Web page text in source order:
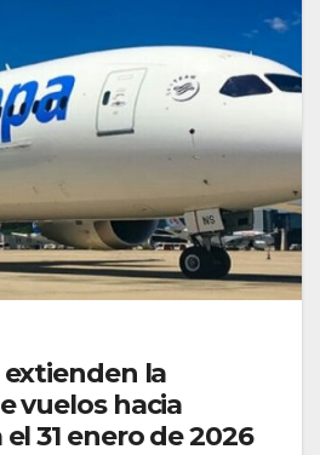
extienden la
vuelos hacia
31 enero de 2026